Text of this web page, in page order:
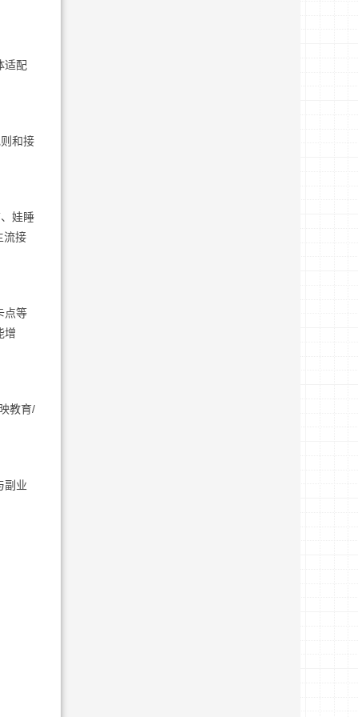
适配
和接
娃睡
流接
点等
增
教育/
副业